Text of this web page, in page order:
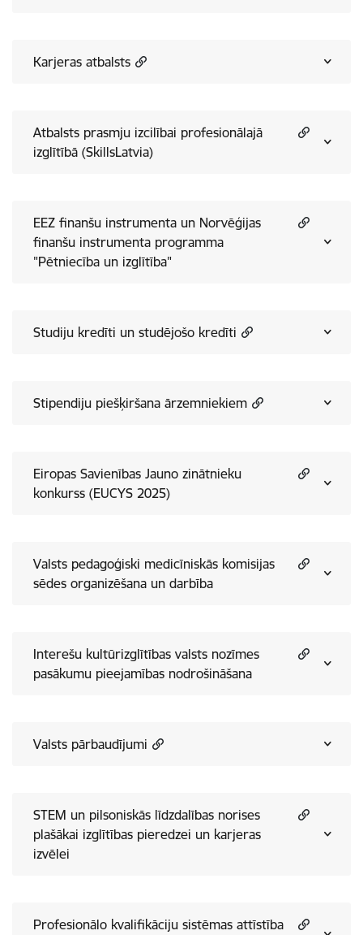
Karjeras atbalsts
Atbalsts prasmju izcilībai profesionālajā
izglītībā (SkillsLatvia)
EEZ finanšu instrumenta un Norvēģijas
finanšu instrumenta programma
"Pētniecība un izglītība"
Studiju kredīti un studējošo kredīti
Stipendiju piešķiršana ārzemniekiem
Eiropas Savienības Jauno zinātnieku
konkurss (EUCYS 2025)
Valsts pedagoģiski medicīniskās komisijas
sēdes organizēšana un darbība
Interešu kultūrizglītības valsts nozīmes
pasākumu pieejamības nodrošināšana
Valsts pārbaudījumi
STEM un pilsoniskās līdzdalības norises
plašākai izglītības pieredzei un karjeras
izvēlei
Profesionālo kvalifikāciju sistēmas attīstība